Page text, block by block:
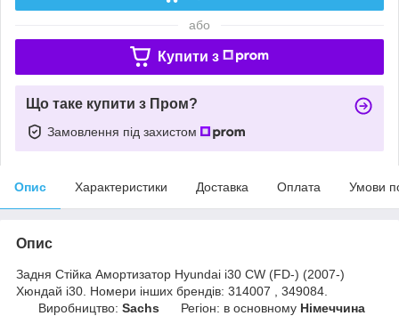
або
Купити з
Що таке купити з Пром?
Замовлення під захистом
Опис Характеристики Доставка Оплата Умови
Опис
Задня Стійка Амортизатор Hyundai i30 CW (FD-) (2007-)
Хюндай і30. Номери інших брендів: 314007 , 349084.
Виробництво: Sachs Регіон: в основному Німеччина